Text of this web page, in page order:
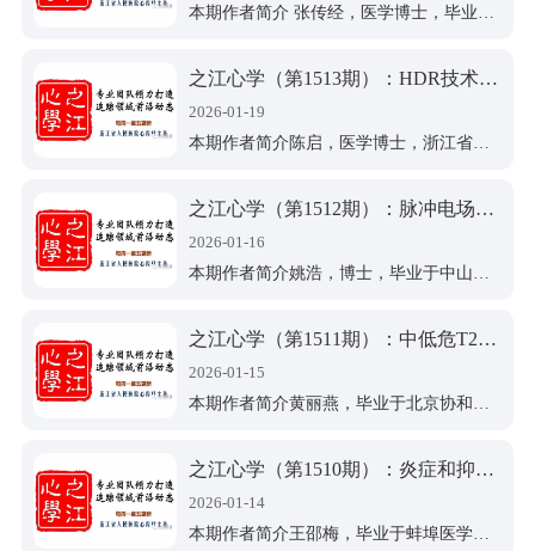
本期作者简介 张传经，医学博士，毕业于宁波大学，浙江省人民医院心内科住院医师，从事心血管疾病诊治及相关研究。以第一作者身份发表SCI论文5篇，参与多项省级和国家级课题。
之江心学（第1513期）：HDR技术用于CTO开通的再探索：血管内超声评估安全可靠
2026-01-19
本期作者简介陈启，医学博士，浙江省人民医院心内科医师，毕业于浙江大学医学院，擅长冠心病、先心病、心律失常的诊治及动脉粥样硬化相关基础研究，目前主要从事于冠心病的介入治疗，以第一作者发表SCI文章7篇，参与多项国家级和省部级课题。
之江心学（第1512期）：脉冲电场消融后急性肾损伤与溶血：常规水化方案下器械类型的影响
2026-01-16
本期作者简介姚浩，博士，毕业于中山大学，专业方向为心脏电生理，2019年7月参加工作，主要从事各种常见以及疑难的心律失常诊治等相关工作。
之江心学（第1511期）：中低危T2DM患者的心血管疾病一级预防：目标试验模拟研究支持他汀的长期获益
2026-01-15
本期作者简介黄丽燕，毕业于北京协和医学院，医学博士，浙江省人民医院心内科住院医师，从事心血管疾病诊治及相关研究。一作发表SCI论文8篇，中文核心期刊1篇，国际会议口头汇报/壁报展示6次，最佳口头汇报奖1次。参与多项国家级课题。
之江心学（第1510期）：炎症和抑郁在慢性疼痛与高血压的中介作用
2026-01-14
本期作者简介王邵梅，毕业于蚌埠医学院，医学硕士，浙江省人民医院心内科住院医师，从事心血管疾病诊治及相关研究。发表SCI科研论文2篇，参与多项省级课题与国家级课题。